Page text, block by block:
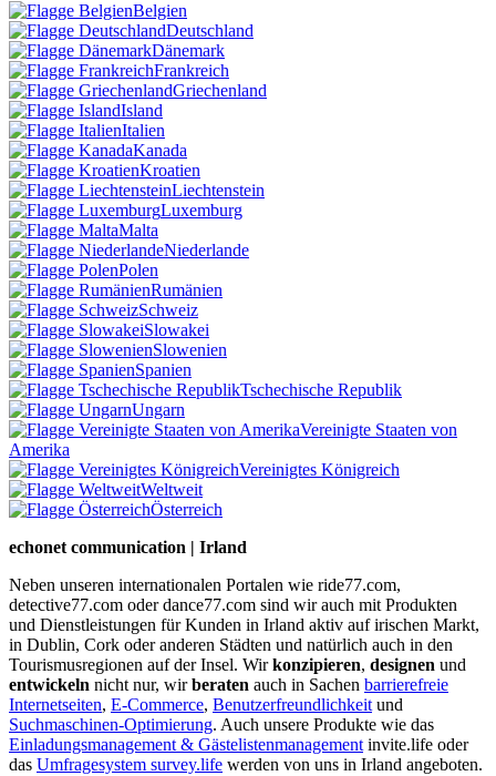
Belgien
Deutschland
Dänemark
Frankreich
Griechenland
Island
Italien
Kanada
Kroatien
Liechtenstein
Luxemburg
Malta
Niederlande
Polen
Rumänien
Schweiz
Slowakei
Slowenien
Spanien
Tschechische Republik
Ungarn
Vereinigte Staaten von
Amerika
Vereinigtes Königreich
Weltweit
Österreich
echonet communication | Irland
Neben unseren internationalen Portalen wie ride77.com,
detective77.com oder dance77.com sind wir auch mit Produkten
und Dienstleistungen für Kunden in Irland aktiv auf irischen Markt,
in Dublin, Cork oder anderen Städten und natürlich auch in den
Tourismusregionen auf der Insel. Wirkonzipieren, designen und
entwickeln nicht nur, wirberaten auch in Sachen barrierefreie
Internetseiten, E-Commerce, Benutzerfreundlichkeit und
Suchmaschinen-Optimierung. Auch unsere Produkte wie das
Einladungsmanagement & Gästelistenmanagement invite.life oder
das Umfragesystem survey.life werden von uns in Irland angeboten.